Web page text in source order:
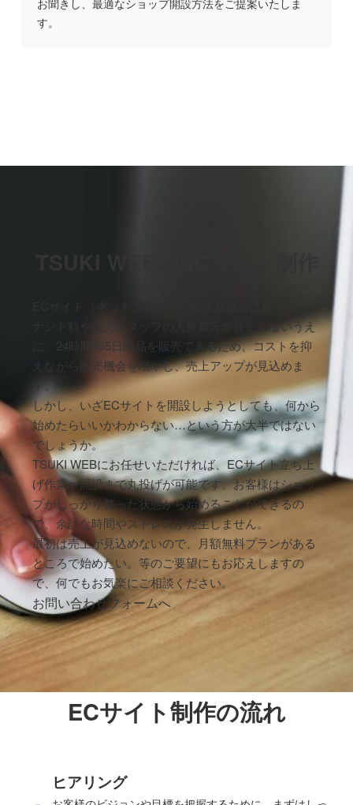
す。
ナント料や販売スタッフの人件費等が発生しないうえ
24時間365日商品を販売できるため、コストを抑
えながら販売機会を増やし、売上アップが見込めま
す。
しかし、いざECサイトを開設しようとしても、何から
始めたらいいかわからない…という方が大半ではない
でしょうか。
TSUKI WEBにお任せいただければ、ECサイト立ち上
げ作業〜開設まで丸投げが可能です。お客様はショッ
プがしっかり整った状態から始めることができるの
で、余計な時間やストレスが発生しません。
最初は売上が見込めないので、月額無料プランがある
ところで始めたい。等のご要望にもお応えしますの
で、何でもお気楽にご相談ください。
お問い合わせフォームへ
ECサイト制作の流れ
ヒアリング